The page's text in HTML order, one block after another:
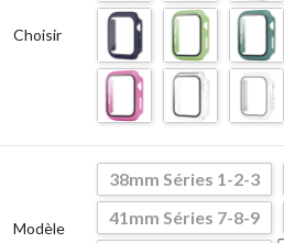
Choisir
Modèle
38mm Séries 1-2-3
41mm Séries 7-8-9